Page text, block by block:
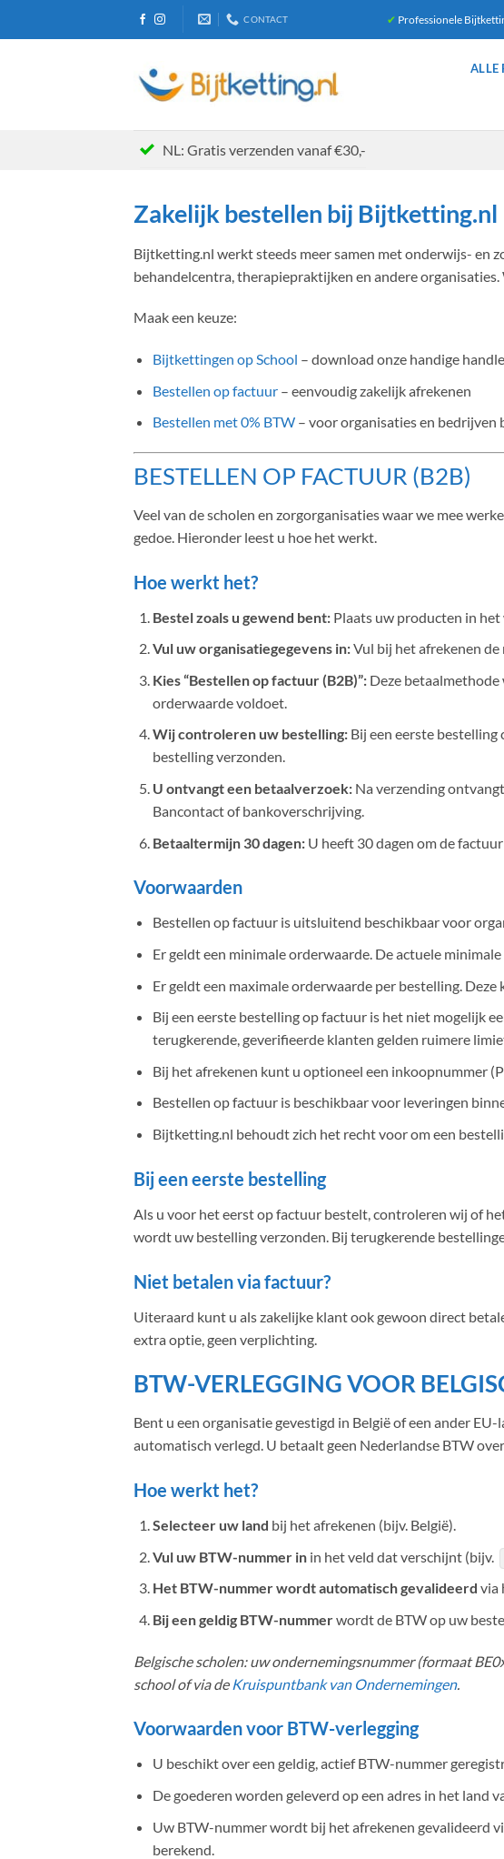
CONTACT ✔ Professionele
ALLE
NL: Gratis verzenden vanaf €30,-
Zakelijk bestellen bij Bijtketting.nl
Bijtketting.nl werkt steeds meer samen met onderwijs- en
behandelcentra, therapiepraktijken en andere
Maak een keuze:
Bijtkettingen op School – download onze handige
Bestellen op factuur– eenvoudig zakelijk afrekenen
Bestellen met 0% BTW– voor organisaties en bedrijven
BESTELLEN OP FACTUUR (B2B)
Veel van de scholen en zorgorganisaties waar we mee
gedoe. Hieronder leest u hoe het werkt.
Hoe werkt het?
Bestel zoals u gewend bent:Plaats uw producten in het
Vul uw organisatiegegevens in:Vul bij het afrekenen de
Kies “Bestellen op factuur (B2B)”:Deze betaalmethode
orderwaarde voldoet.
Wij controleren uw bestelling:Bij een eerste bestelling
bestelling verzonden.
U ontvangt een betaalverzoek:Na verzending
Bancontact of bankoverschrijving.
Betaaltermijn 30 dagen:U heeft 30 dagen om de factuur
Voorwaarden
Bestellen op factuur is uitsluitend beschikbaar voor
Er geldt een minimale orderwaarde. De actuele
Er geldt een maximale orderwaarde per bestelling.
Bij een eerste bestelling op factuur is het niet mogelijk
terugkerende, geverifieerde klanten gelden ruimere
Bij het afrekenen kunt u optioneel een inkoopnummer
Bestellen op factuur is beschikbaar voor leveringen
Bijtketting.nl behoudt zich het recht voor om een
Bij een eerste bestelling
Als u voor het eerst op factuur bestelt, controleren wij of
wordt uw bestelling verzonden. Bij terugkerende
Niet betalen via factuur?
Uiteraard kunt u als zakelijke klant ook gewoon direct
extra optie, geen verplichting.
BTW-VERLEGGING VOOR
Bent u een organisatie gevestigd in België of een ander
automatisch verlegd. U betaalt geen Nederlandse BTW
Hoe werkt het?
Selecteer uw land bij het afrekenen (bijv. België).
Vul uw BTW-nummer inin het veld dat verschijnt (bijv.
Het BTW-nummer wordt automatisch gevalideerd via
Bij een geldig BTW-nummerwordt de BTW op uw
Belgische scholen: uw ondernemingsnummer (formaat
school of via de Kruispuntbank van Ondernemingen.
Voorwaarden voor BTW-verlegging
U beschikt over een geldig, actief BTW-nummer
De goederen worden geleverd op een adres in het land
Uw BTW-nummer wordt bij het afrekenen gevalideerd
berekend.